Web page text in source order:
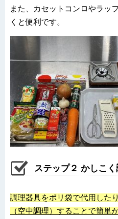
また、カセットコンロやラッ
くと便利です。
ステップ２ かしこく
調理器具をポリ袋で代用した
（空中調理）することで簡単